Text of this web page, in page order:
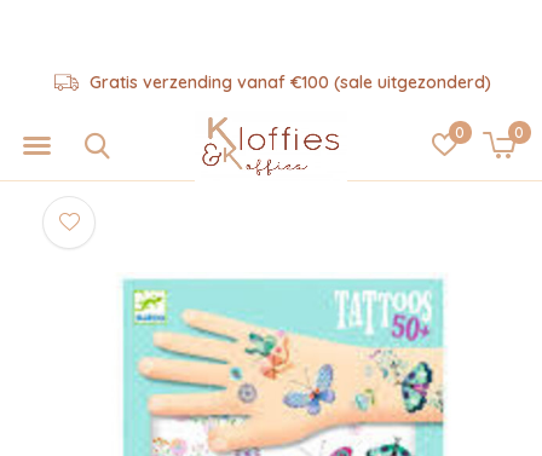
0 0
Gratis verzending vanaf €100 (sale uitgezonderd)